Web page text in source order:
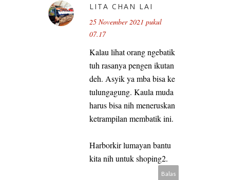
LITA CHAN LAI
25 November 2021 pukul
07.17
Kalau lihat orang ngebatik
tuh rasanya pengen ikutan
deh. Asyik ya mba bisa ke
tulungagung. Kaula muda
harus bisa nih meneruskan
ketrampilan membatik ini.
Harborkir lumayan bantu
kita nih untuk shoping2.
Balas